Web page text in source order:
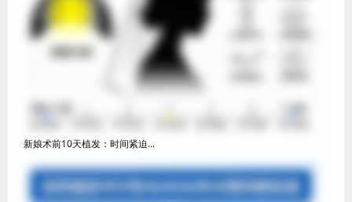
新娘术前10天植发：时间紧迫...